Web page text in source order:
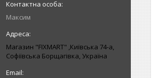
Максим
Магазин "FIXMART" ,Київська 74-a,
Софіївська Борщагівка, Україна